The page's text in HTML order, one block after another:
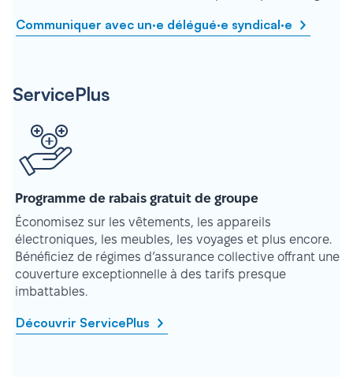
Communiquer avec un·e délégué·e syndical·e
ServicePlus
Programme de rabais gratuit de groupe
Économisez sur les vêtements, les appareils
électroniques, les meubles, les voyages et plus encore.
Bénéficiez de régimes d’assurance collective offrant une
couverture exceptionnelle à des tarifs presque
imbattables.
Découvrir ServicePlus